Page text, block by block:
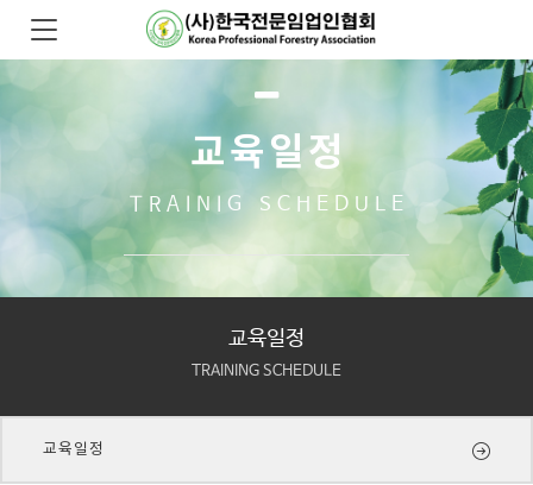
교육일정
TRAINIG SCHEDULE
교육일정
TRAINING SCHEDULE
교육일정